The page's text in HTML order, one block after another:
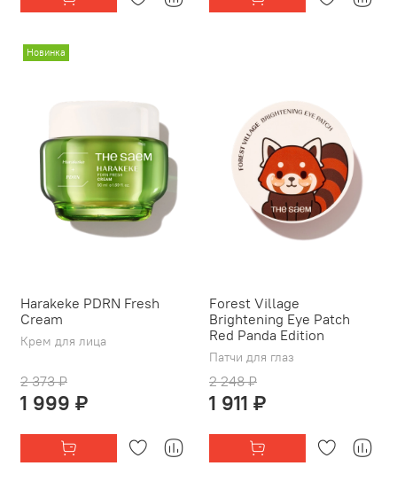
Новинка
Harakeke PDRN Fresh
Cream
Крем для лица
2 373 ₽
1 999 ₽
Forest Village
Brightening Eye Patch
Red Panda Edition
Патчи для глаз
2 248 ₽
1 911 ₽